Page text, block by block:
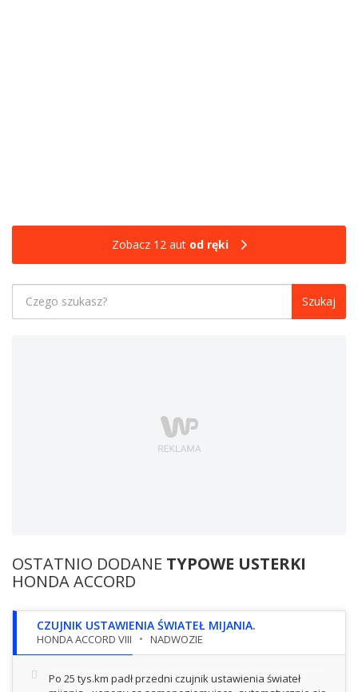
Zobacz 12 aut od ręki
Szukaj
OSTATNIO DODANE TYPOWE USTERKI
HONDA ACCORD
CZUJNIK USTAWIENIA ŚWIATEŁ MIJANIA.
HONDA ACCORD VIII NADWOZIE
Po 25 tys.km padł przedni czujnik ustawienia świateł